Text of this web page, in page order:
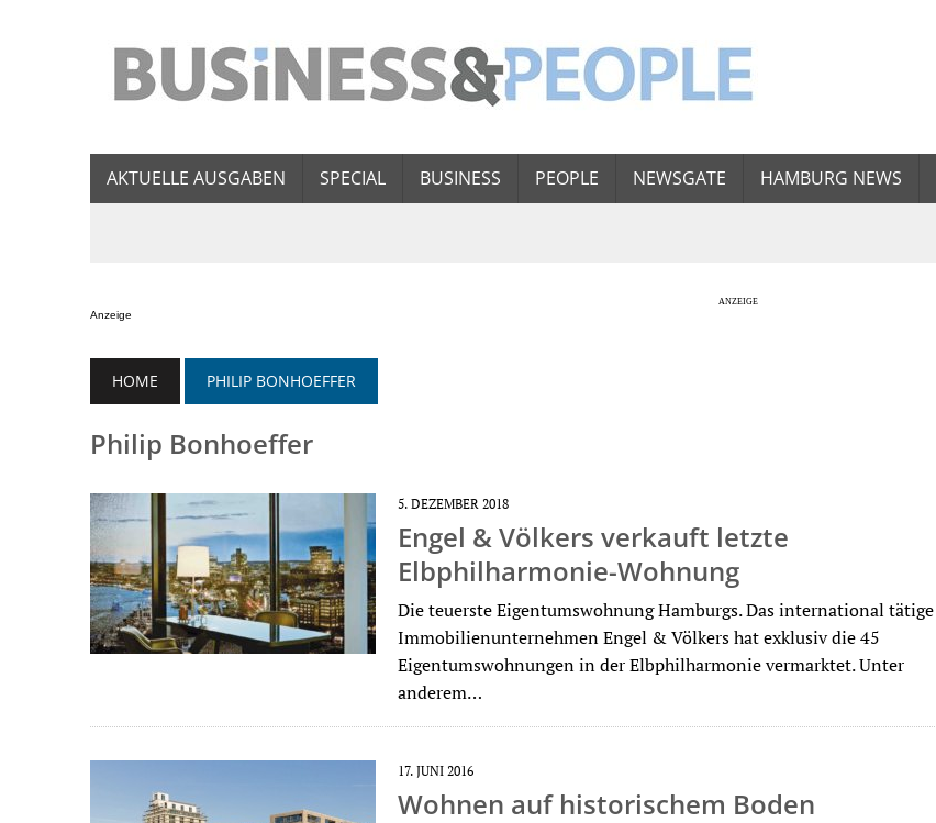
AKTUELLE AUSGABEN SPECIAL BUSINESS PEOPLE NEWSGATE HAMBURG NEWS
Anzeige
HOME PHILIP BONHOEFFER
Philip Bonhoeffer
5. DEZEMBER 2018
Engel & Völkers verkauft letzte
Elbphilharmonie-Wohnung
Die teuerste Eigentumswohnung Hamburgs. Das international tätige
Immobilienunternehmen Engel & Völkers hat exklusiv die 45
Eigentumswohnungen in der Elbphilharmonie vermarktet. Unter
anderem…
17. JUNI 2016
Wohnen auf historischem Boden